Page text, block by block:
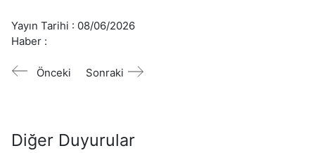
Yayın Tarihi : 08/06/2026
Haber :
Önceki Sonraki
Diğer Duyurular